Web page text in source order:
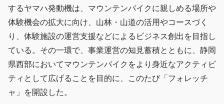
するヤマハ発動機は、マウンテンバイクに親しめる場所や
体験機会の拡大に向け、山林・山道の活用やコースづく
り、体験施設の運営支援などによるビジネス創出を目指し
ている。その一環で、事業運営の知見蓄積とともに、静岡
県西部においてマウンテンバイクをより身近なアクティビ
ティとして広げることを目的に、このたび「フォレッチ
ャ」を開設した。